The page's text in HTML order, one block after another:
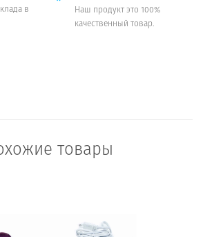
в
Наш продукт это 100%
качественный товар.
товары